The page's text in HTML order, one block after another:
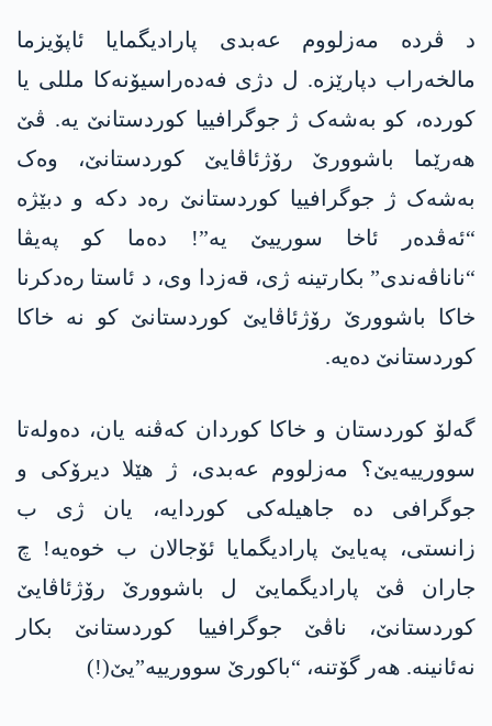
د ڤردە مەزلووم عەبدی پارادیگمایا ئاپۆیزما
مالخەراب دپارێزە. ل دژی فەدەراسیۆنەکا مللی یا
کوردە، کو بەشەک ژ جوگرافییا کوردستانێ یە. ڤێ
ھەرێما باشوورێ رۆژئاڤایێ کوردستانێ، وەک
بەشەک ژ جوگرافییا کوردستانێ رەد دکە و دبێژە
“ئەڤدەر ئاخا سورییێ یە”! دەما کو پەیڤا
“ناناڤەندی” بکارتینە ژی، قەزدا وی، د ئاستا رەدکرنا
خاکا باشوورێ رۆژئاڤایێ کوردستانێ کو نە خاکا
کوردستانێ دەیە.
گەلۆ کوردستان و خاکا کوردان کەڤنە یان، دەولەتا
سوورییەیێ؟ مەزلووم عەبدی، ژ ھێلا دیرۆکی و
جوگرافی دە جاھیلەکی کوردایە، یان ژی ب
زانستی، پەیایێ پارادیگمایا ئۆجالان ب خوەیە! چ
جاران ڤێ پارادیگمایێ ل باشوورێ رۆژئاڤایێ
کوردستانێ، ناڤێ جوگرافییا کوردستانێ بکار
نەئانینە. ھەر گۆتنە، “باکورێ سوورییە”یێ(!)